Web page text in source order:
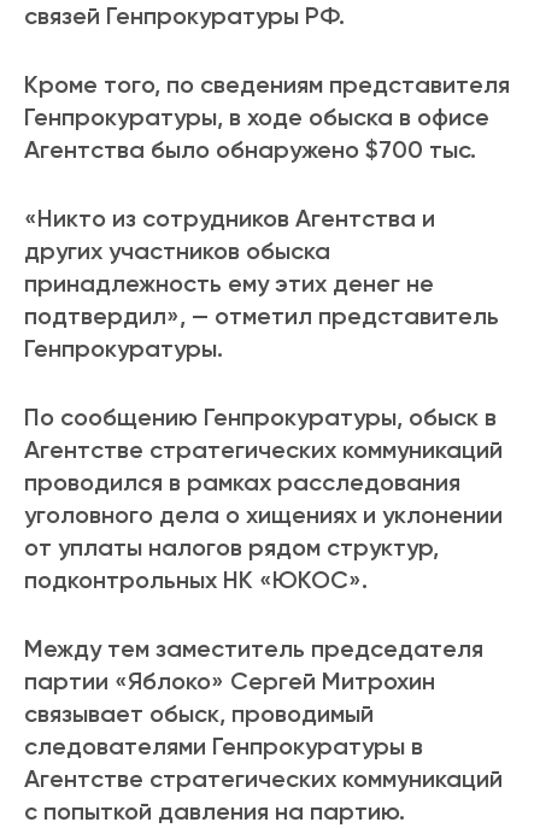
связей Генпрокуратуры РФ.
Кроме того, по сведениям представителя
Генпрокуратуры, в ходе обыска в офисе
Агентства было обнаружено $700 тыс.
«Никто из сотрудников Агентства и
других участников обыска
принадлежность ему этих денег не
подтвердил», — отметил представитель
Генпрокуратуры.
По сообщению Генпрокуратуры, обыск в
Агентстве стратегических коммуникаций
проводился в рамках расследования
уголовного дела о хищениях и уклонении
от уплаты налогов рядом структур,
подконтрольных НК «ЮКОС».
Между тем заместитель председателя
партии «Яблоко» Сергей Митрохин
связывает обыск, проводимый
следователями Генпрокуратуры в
Агентстве стратегических коммуникаций
с попыткой давления на партию.